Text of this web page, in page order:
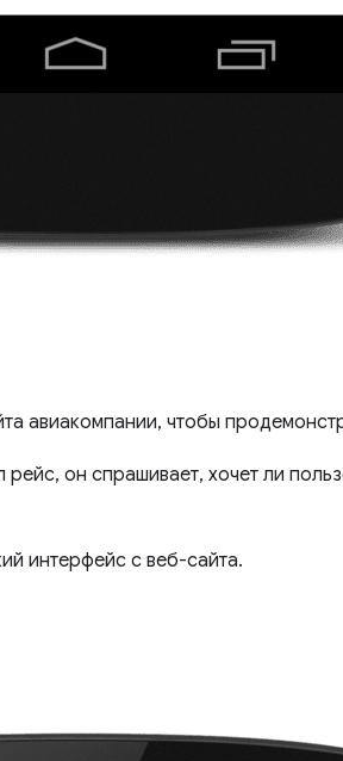
авиакомпании, чтобы
он спрашивает, хочет ли
интерфейс с веб-сайта.